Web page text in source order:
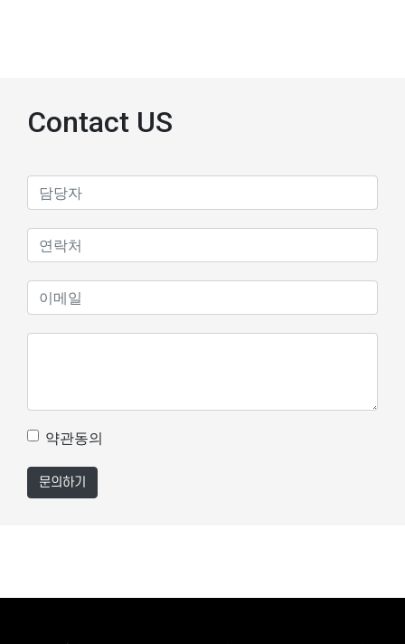
Contact US
약관동의
문의하기